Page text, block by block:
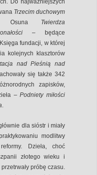
Trzecim duchowym
Osuna Twierdza
– będące
fundacji, w której
kolejnych klasztorów
nad Pieśnią nad
się także 342
zapisków,
–Podniety miłości
dla sióstr i miały
modlitwy
Dzieła, choć
złotego wieku i
próbę czasu.